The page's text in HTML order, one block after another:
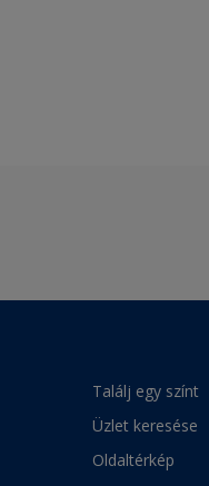
Találj egy színt
Üzlet keresése
Oldaltérkép